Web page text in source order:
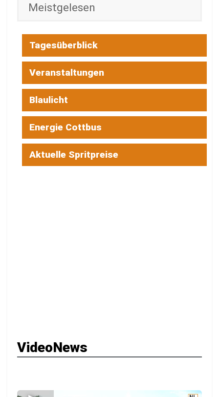
Meistgelesen
Tagesüberblick
Veranstaltungen
Blaulicht
Energie Cottbus
Aktuelle Spritpreise
VideoNews